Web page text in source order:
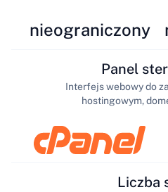
nieograniczony
Panel
Interfejs webowy do
hostingowym,
Liczba